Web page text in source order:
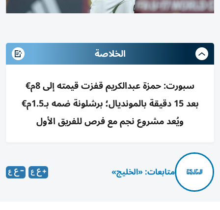
الخلاصة
سبورت: حمزة عبدالكريم قفزت قيمته إلى 8م€
بعد 15 دقيقة بالمونديال؛ برشلونة ضمه بـ1.5م€
ويُعد مشروع نجم مع فرص للفريق الأول
متابعات: «الخليج»